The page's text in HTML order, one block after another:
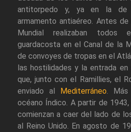
antitorpedo y, ya en la de
armamento antiaéreo. Antes de
Mundial realizaban todos
guardacosta en el Canal de la
de convoyes de tropas en el
las hostilidades y la entrada en
que, junto con el Ramillies, el
enviado al Mediterráneo .
océano Índico. A partir de 1943,
comienzan a caer del lado de
al Reino Unido. En agosto de